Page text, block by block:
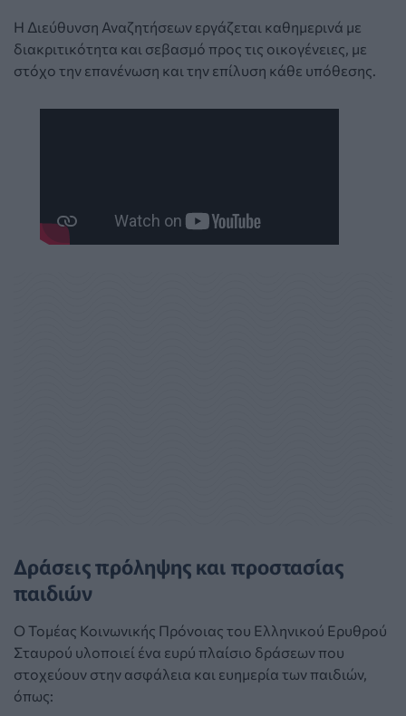
Η Διεύθυνση Αναζητήσεων εργάζεται καθημερινά με
διακριτικότητα και σεβασμό προς τις οικογένειες, με
στόχο την επανένωση και την επίλυση κάθε υπόθεσης.
Δράσεις πρόληψης και προστασίας
παιδιών
Ο Τομέας Κοινωνικής Πρόνοιας του Ελληνικού Ερυθρού
Σταυρού υλοποιεί ένα ευρύ πλαίσιο δράσεων που
στοχεύουν στην ασφάλεια και ευημερία των παιδιών,
όπως: